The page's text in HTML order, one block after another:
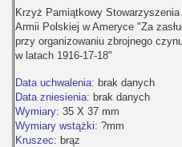
Krzyż Pamiątkowy Stowarzyszenia
Armii Polskiej w Ameryce "Za
przy organizowaniu zbrojnego
w latach 1916-17-18"
Data uchwalenia: brak danych
Data zniesienia: brak danych
Wymiary: 35 X 37 mm
Wymiary wstążki: ?mm
Kruszec: brąz